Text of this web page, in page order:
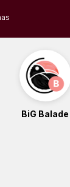
BiG Balade